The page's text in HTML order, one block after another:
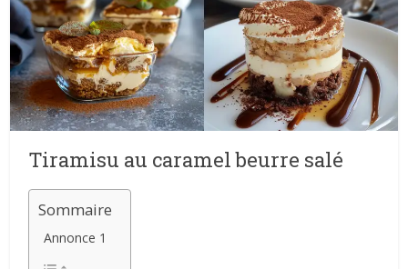
Tiramisu au caramel beurre salé
Sommaire
Annonce 1